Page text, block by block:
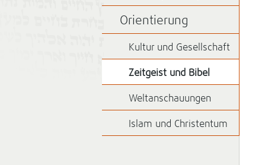
Orientierung
Kultur und Gesellschaft
Zeitgeist und Bibel
Weltanschauungen
Islam und Christentum